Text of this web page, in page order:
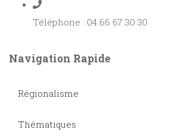
Téléphone : 04 66 67 30 30
Navigation Rapide
Régionalisme
Thématiques